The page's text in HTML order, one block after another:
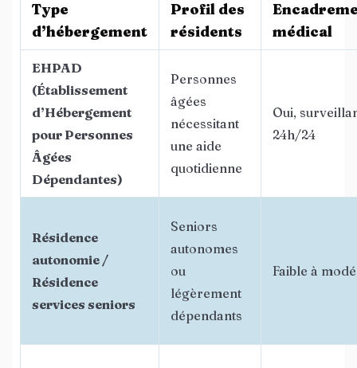
Type
d’hébergement
Profil des
résidents
médical
EHPAD
(Établissement
d’Hébergement
pour Personnes
Âgées
Dépendantes)
Personnes
âgées
nécessitant
une aide
quotidienne
Oui,
24h/24
Résidence
autonomie /
Résidence
services seniors
Seniors
autonomes
ou
légèrement
dépendants
Faible à